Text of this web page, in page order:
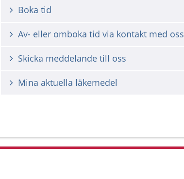
Boka tid
Av- eller omboka tid via kontakt med oss
Skicka meddelande till oss
Mina aktuella läkemedel